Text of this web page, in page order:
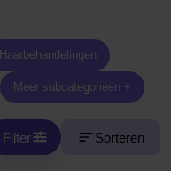
Haarbehandelingen
Meer subcategorieën +
Filter Sorteren